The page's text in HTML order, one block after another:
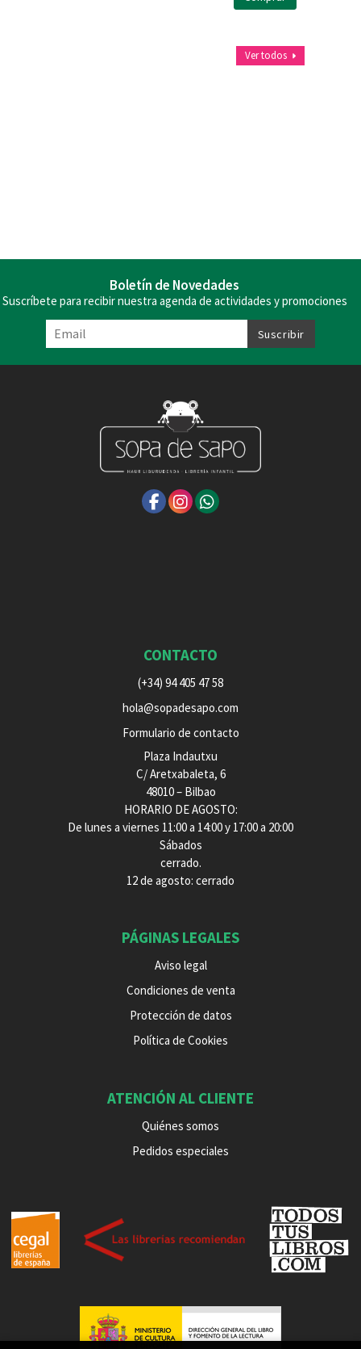
Ver todos
Boletín de Novedades
Suscríbete para recibir nuestra agenda de actividades y promociones
CONTACTO
(+34) 94 405 47 58
hola@sopadesapo.com
Formulario de contacto
Plaza Indautxu
C/ Aretxabaleta, 6
48010 – Bilbao
HORARIO DE AGOSTO:
De lunes a viernes 11:00 a 14:00 y 17:00 a 20:00
Sábados
cerrado.
12 de agosto: cerrado
PÁGINAS LEGALES
Aviso legal
Condiciones de venta
Protección de datos
Política de Cookies
ATENCIÓN AL CLIENTE
Quiénes somos
Pedidos especiales